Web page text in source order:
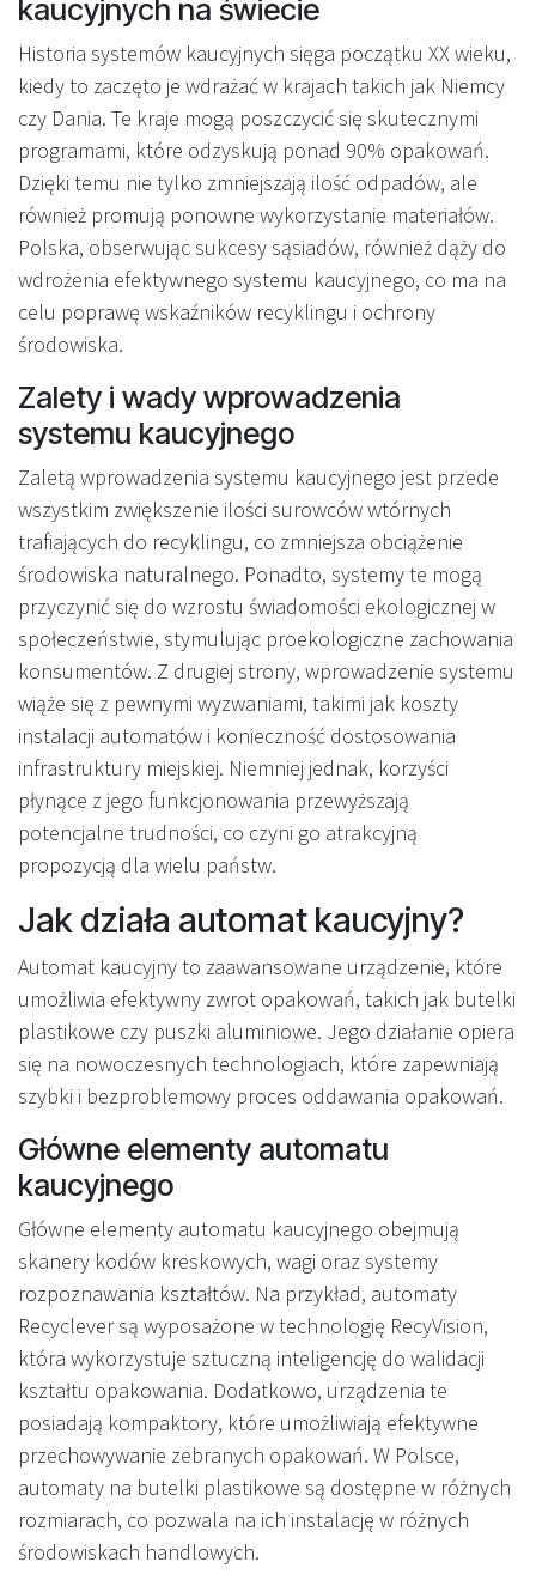
kaucyjnych na świecie
Historia systemów kaucyjnych sięga początku XX wieku,
kiedy to zaczęto je wdrażać w krajach takich jak Niemcy
czy Dania. Te kraje mogą poszczycić się skutecznymi
programami, które odzyskują ponad 90% opakowań.
Dzięki temu nie tylko zmniejszają ilość odpadów, ale
również promują ponowne wykorzystanie materiałów.
Polska, obserwując sukcesy sąsiadów, również dąży do
wdrożenia efektywnego systemu kaucyjnego, co ma na
celu poprawę wskaźników recyklingu i ochrony
środowiska.
Zalety i wady wprowadzenia
systemu kaucyjnego
Zaletą wprowadzenia systemu kaucyjnego jest przede
wszystkim zwiększenie ilości surowców wtórnych
trafiających do recyklingu, co zmniejsza obciążenie
środowiska naturalnego. Ponadto, systemy te mogą
przyczynić się do wzrostu świadomości ekologicznej w
społeczeństwie, stymulując proekologiczne zachowania
konsumentów. Z drugiej strony, wprowadzenie systemu
wiąże się z pewnymi wyzwaniami, takimi jak koszty
instalacji automatów i konieczność dostosowania
infrastruktury miejskiej. Niemniej jednak, korzyści
płynące z jego funkcjonowania przewyższają
potencjalne trudności, co czyni go atrakcyjną
propozycją dla wielu państw.
Jak działa automat kaucyjny?
Automat kaucyjny to zaawansowane urządzenie, które
umożliwia efektywny zwrot opakowań, takich jak butelki
plastikowe czy puszki aluminiowe. Jego działanie opiera
się na nowoczesnych technologiach, które zapewniają
szybki i bezproblemowy proces oddawania opakowań.
Główne elementy automatu
kaucyjnego
Główne elementy automatu kaucyjnego obejmują
skanery kodów kreskowych, wagi oraz systemy
rozpoznawania kształtów. Na przykład, automaty
Recyclever są wyposażone w technologię RecyVision,
która wykorzystuje sztuczną inteligencję do walidacji
kształtu opakowania. Dodatkowo, urządzenia te
posiadają kompaktory, które umożliwiają efektywne
przechowywanie zebranych opakowań. W Polsce,
automaty na butelki plastikowe są dostępne w różnych
rozmiarach, co pozwala na ich instalację w różnych
środowiskach handlowych.